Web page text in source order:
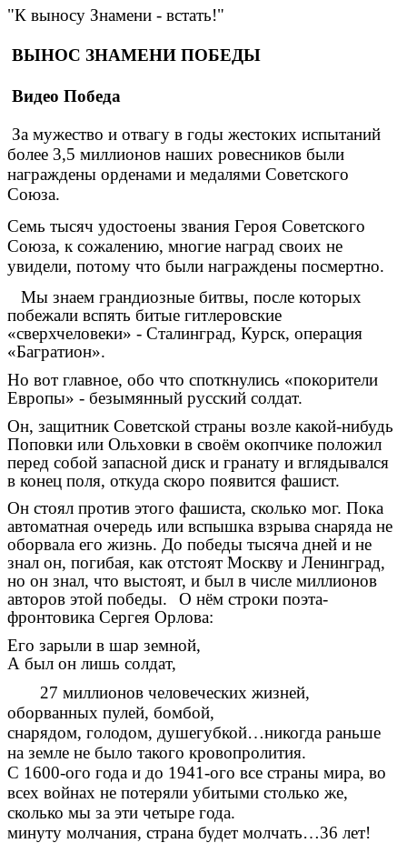
"К выносу Знамени - встать!"
ВЫНОС ЗНАМЕНИ ПОБЕДЫ
Видео Победа
За мужество и отвагу в годы жестоких испытаний
более 3,5 миллионов наших ровесников были
награждены орденами и медалями Советского
Союза.
Семь тысяч удостоены звания Героя Советского
Союза, к сожалению, многие наград своих не
увидели, потому что были награждены посмертно.
Мы знаем грандиозные битвы, после которых
побежали вспять битые гитлеровские
«сверхчеловеки» - Сталинград, Курск, операция
«Багратион».
Но вот главное, обо что споткнулись «покорители
Европы» - безымянный русский солдат.
Он, защитник Советской страны возле какой-нибудь
Поповки или Ольховки в своём окопчике положил
перед собой запасной диск и гранату и вглядывался
в конец поля, откуда скоро появится фашист.
Он стоял против этого фашиста, сколько мог. Пока
автоматная очередь или вспышка взрыва снаряда не
оборвала его жизнь. До победы тысяча дней и не
знал он, погибая, как отстоят Москву и Ленинград,
но он знал, что выстоят, и был в числе миллионов
авторов этой победы.
О нём строки поэта-
фронтовика Сергея Орлова:
Его зарыли в шар земной,
А был он лишь солдат,
27 миллионов человеческих жизней,
оборванных пулей, бомбой,
снарядом, голодом, душегубкой…никогда раньше
на земле не было такого кровопролития.
С 1600-ого года и до 1941-ого все страны мира, во
всех войнах не потеряли убитыми столько же,
сколько мы за эти четыре года.
минуту молчания, страна будет молчать…36 лет!